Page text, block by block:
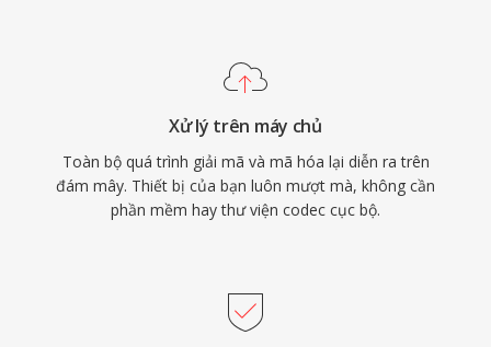
Xử lý trên máy chủ
Toàn bộ quá trình giải mã và mã hóa lại diễn ra trên
đám mây. Thiết bị của bạn luôn mượt mà, không cần
phần mềm hay thư viện codec cục bộ.